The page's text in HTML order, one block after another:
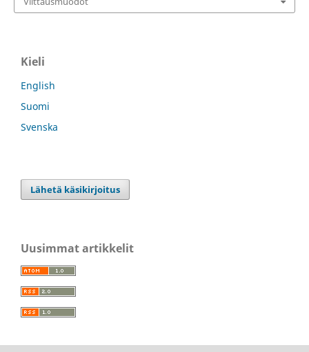
Kieli
English
Suomi
Svenska
Lähetä käsikirjoitus
Uusimmat artikkelit